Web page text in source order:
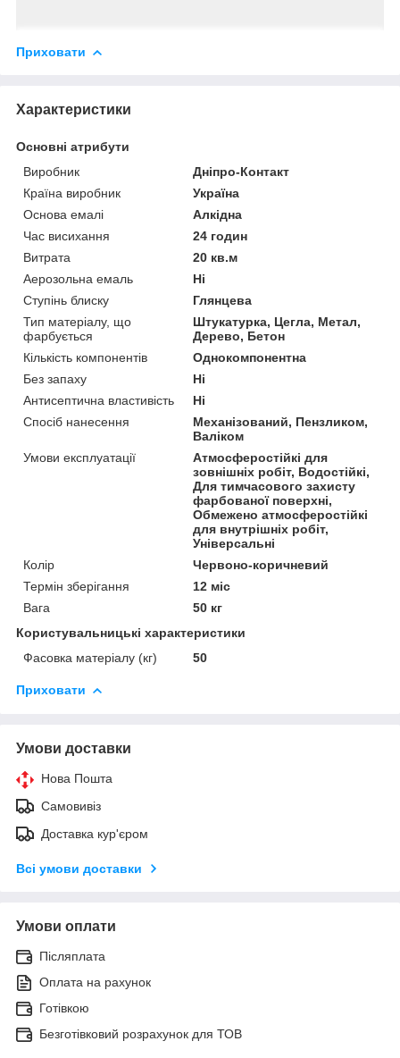
Приховати
Характеристики
Основні атрибути
Виробник
Дніпро-Контакт
Країна виробник
Україна
Основа емалі
Алкідна
Час висихання
24 годин
Витрата
20 кв.м
Аерозольна емаль
Ні
Ступінь блиску
Глянцева
Тип матеріалу, що
фарбується
Штукатурка, Цегла, Метал,
Дерево, Бетон
Кількість компонентів
Однокомпонентна
Без запаху
Ні
Антисептична властивість
Ні
Спосіб нанесення
Механізований, Пензликом,
Валіком
Умови експлуатації
Атмосферостійкі для
зовнішніх робіт, Водостійкі,
Для тимчасового захисту
фарбованої поверхні,
Обмежено атмосферостійкі
для внутрішніх робіт,
Універсальні
Колір
Червоно-коричневий
Термін зберігання
12 міс
Вага
50 кг
Користувальницькі характеристики
Фасовка матеріалу (кг)
50
Приховати
Умови доставки
Нова Пошта
Самовивіз
Доставка кур'єром
Всі умови доставки
Умови оплати
Післяплата
Оплата на рахунок
Готівкою
Безготівковий розрахунок для ТОВ